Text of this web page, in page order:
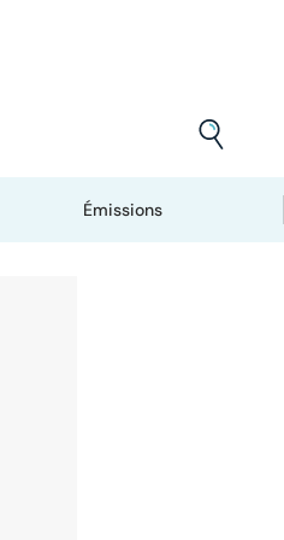
Émissions